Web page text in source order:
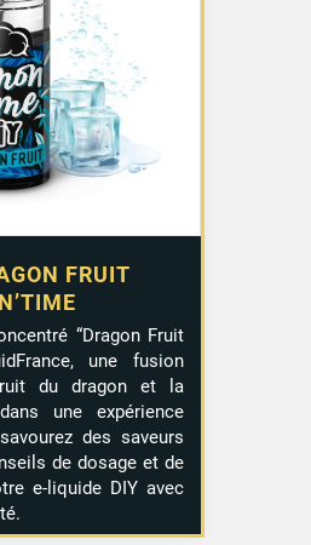
FRUIT
“Dragon Fruit
une fusion
du dragon et la
une expérience
des saveurs
de dosage et de
e-liquide DIY avec